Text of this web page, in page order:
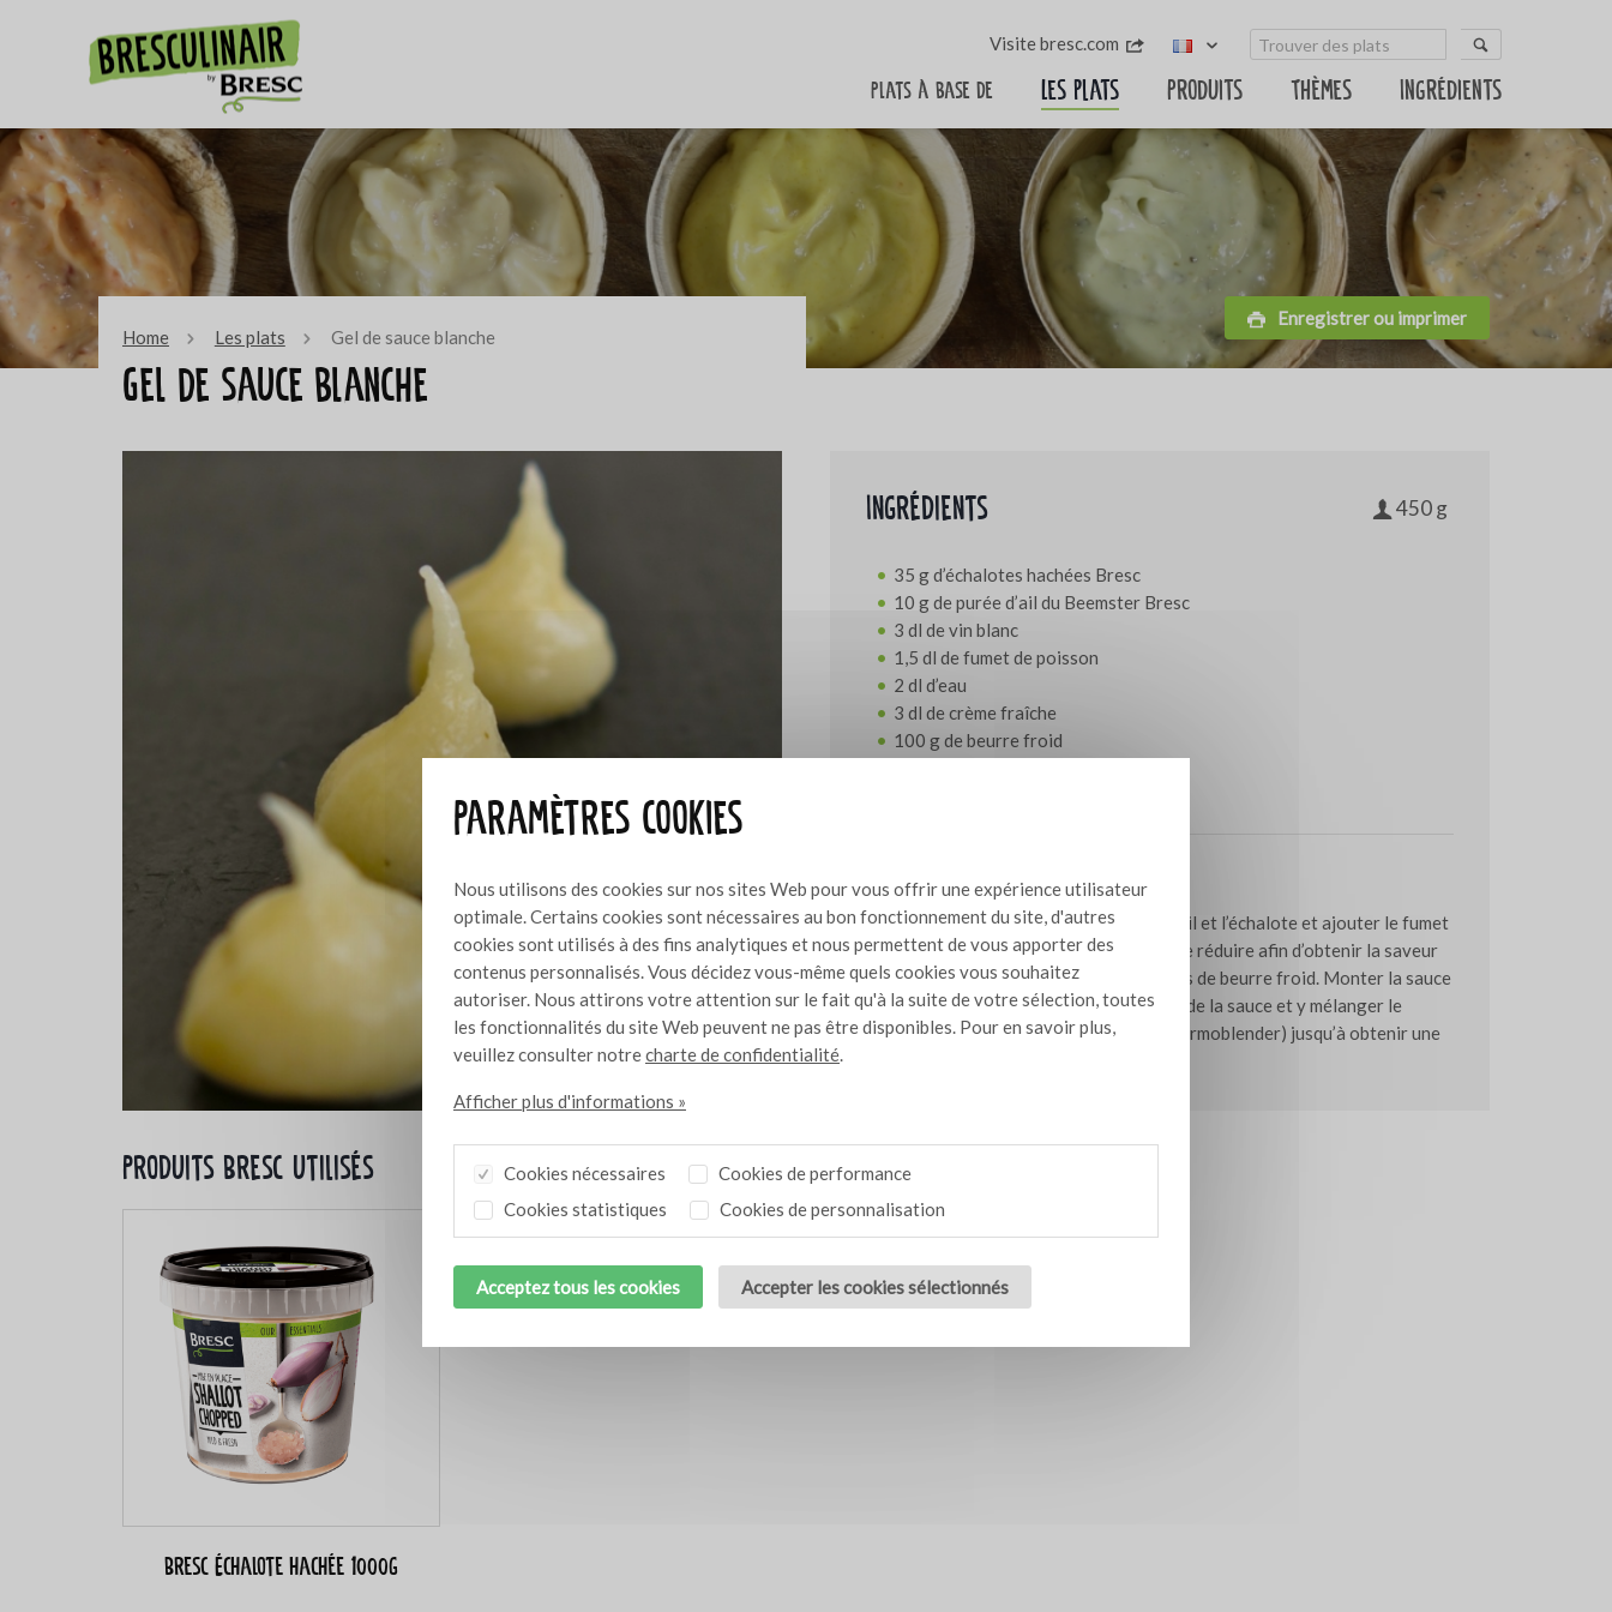
Paramètres cookies
Nous utilisons des cookies sur nos sites Web pour vous offrir une expérience utilisateur
optimale. Certains cookies sont nécessaires au bon fonctionnement du site, d'autres
cookies sont utilisés à des fins analytiques et nous permettent de vous apporter des
contenus personnalisés. Vous décidez vous-même quels cookies vous souhaitez
autoriser. Nous attirons votre attention sur le fait qu'à la suite de votre sélection, toutes
les fonctionnalités du site Web peuvent ne pas être disponibles. Pour en savoir plus,
veuillez consulter notrecharte de confidentialité.
Afficher plus d'informations »
Cookies nécessaires
Cookies de performance
Cookies statistiques
Cookies de personnalisation
Acceptez tous les cookies Accepter les cookies sélectionnés
Visite bresc.com
Plats à base de Les plats Produits Thèmes Ingrédients
Home Les plats Gel de sauce blanche
Gel de sauce blanche
Enregistrer ou imprimer
Produits Bresc utilisés
Bresc Échalote hachée 1000g
Ingrédients 450 g
35 g d’échalotes hachées Bresc
10 g de purée d’ail du Beemster Bresc
3 dl de vin blanc
1,5 dl de fumet de poisson
2 dl d’eau
3 dl de crème fraîche
100 g de beurre froid
Méthode de préparation
Pour la sauce, faire réduire le vin avec l’ail et l’échalote et ajouter le fumet
de poisson, la crème fraîche et l’eau. Faire réduire afin d’obtenir la saveur
désirée. Découper entre-temps des cubes de beurre froid. Monter la sauce
au beurre et assaisonner. Prendre 500 g de la sauce et y mélanger le
gelcrem avec le mixeur plongeant (ou thermoblender) jusqu’à obtenir une